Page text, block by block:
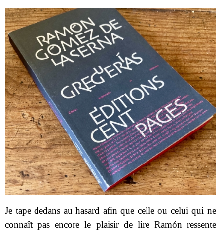
Je tape dedans au hasard afin que celle ou celui qui ne
connaît pas encore le plaisir de lire Ramón ressente